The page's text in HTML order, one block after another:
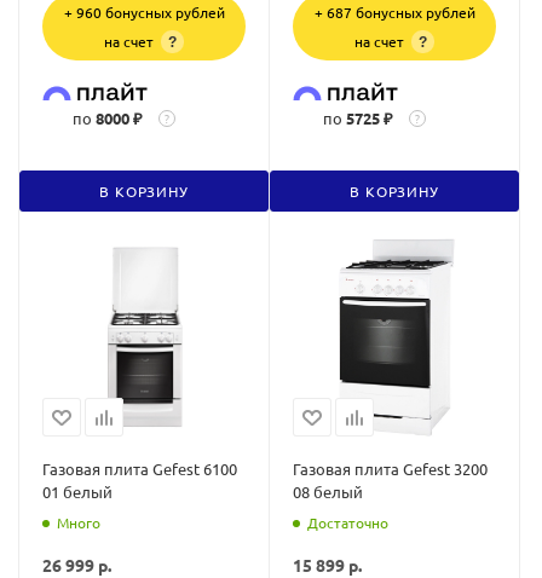
+ 960 бонусных рублей
на счет
?
по 8000 ₽ ?
В КОРЗИНУ
+ 687 бонусных рублей
на счет
?
по 5725 ₽ ?
В КОРЗИНУ
Газовая плита Gefest 6100
01 белый
Много
26 999 р.
Газовая плита Gefest 3200
08 белый
Достаточно
15 899 р.